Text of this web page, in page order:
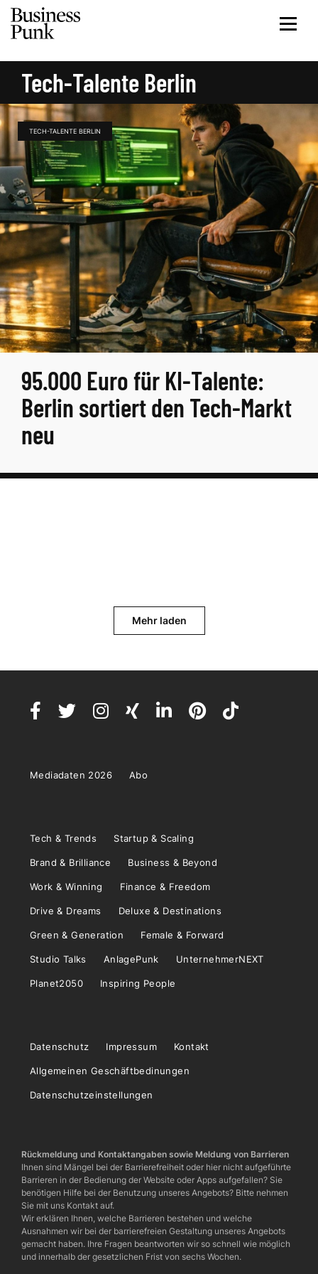
Tech-Talente Berlin
TECH-TALENTE BERLIN
95.000 Euro für KI-Talente:
Berlin sortiert den Tech-Markt
neu
Mehr laden
Mediadaten 2026 Abo
Tech & Trends Startup & Scaling
Brand & Brilliance Business & Beyond
Work & Winning Finance & Freedom
Drive & Dreams Deluxe & Destinations
Green & Generation Female & Forward
Studio Talks AnlagePunk UnternehmerNEXT
Planet2050 Inspiring People
Datenschutz Impressum Kontakt
Allgemeinen Geschäftbedinungen
Datenschutzeinstellungen
Rückmeldung und Kontaktangaben sowie Meldung von Barrieren
Ihnen sind Mängel bei der Barrierefreiheit oder hier nicht aufgeführte
Barrieren in der Bedienung der Website oder Apps aufgefallen? Sie
benötigen Hilfe bei der Benutzung unseres Angebots? Bitte nehmen
Sie mit uns Kontakt auf.
Wir erklären Ihnen, welche Barrieren bestehen und welche
Ausnahmen wir bei der barrierefreien Gestaltung unseres Angebots
gemacht haben. Ihre Fragen beantworten wir so schnell wie möglich
und innerhalb der gesetzlichen Frist von sechs Wochen.